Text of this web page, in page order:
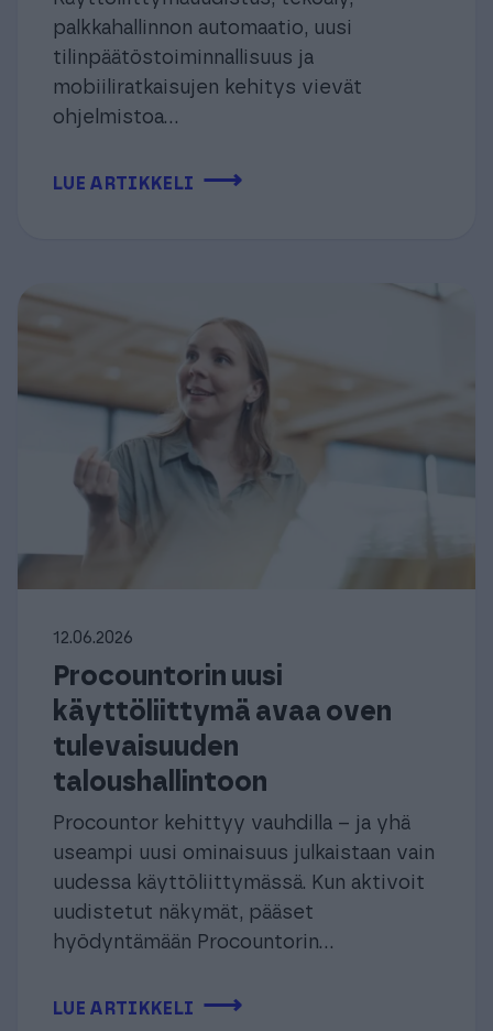
palkkahallinnon automaatio, uusi
tilinpäätöstoiminnallisuus ja
mobiiliratkaisujen kehitys vievät
ohjelmistoa...
LUE ARTIKKELI ⟶
12.06.2026
Procountorin uusi
käyttöliittymä avaa oven
tulevaisuuden
taloushallintoon
Procountor kehittyy vauhdilla – ja yhä
useampi uusi ominaisuus julkaistaan vain
uudessa käyttöliittymässä. Kun aktivoit
uudistetut näkymät, pääset
hyödyntämään Procountorin...
LUE ARTIKKELI ⟶